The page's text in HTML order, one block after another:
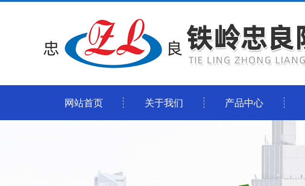
网站首页 关于我们 产品中心